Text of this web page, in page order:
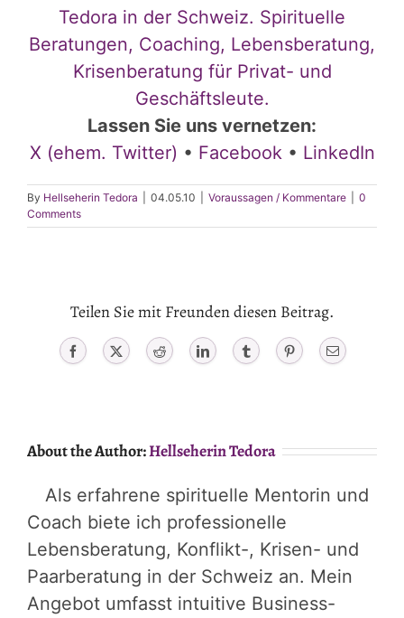
Tedora in der Schweiz. Spirituelle
Beratungen, Coaching, Lebensberatung,
Krisenberatung für Privat- und
Geschäftsleute.
Lassen Sie uns vernetzen:
X (ehem. Twitter) • Facebook• LinkedIn
By Hellseherin Tedora 04.05.10 Voraussagen / Kommentare
0
Comments
Teilen Sie mit Freunden diesen Beitrag.
Facebook X Reddit LinkedIn Tumblr PinterestEmail
About the Author:Hellseherin Tedora
Als erfahrene spirituelle Mentorin und
Coach biete ich professionelle
Lebensberatung, Konflikt-, Krisen- und
Paarberatung in der Schweiz an. Mein
Angebot umfasst intuitive Business-